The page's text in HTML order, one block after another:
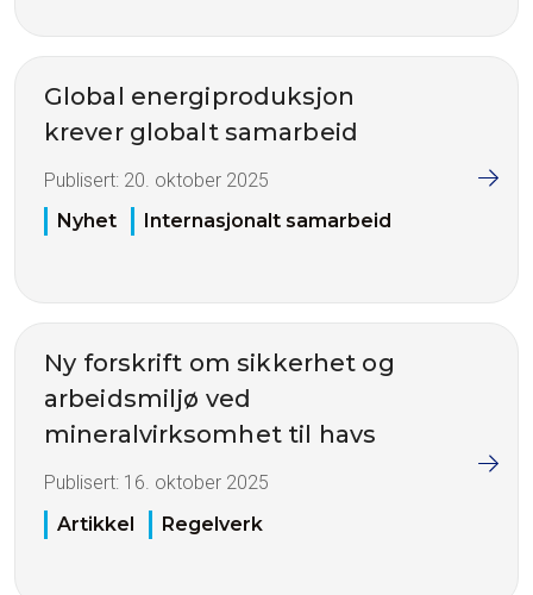
Global energiproduksjon
krever globalt samarbeid
Publisert: 20. oktober 2025
Nyhet
Internasjonalt samarbeid
Ny forskrift om sikkerhet og
arbeidsmiljø ved
mineralvirksomhet til havs
Publisert: 16. oktober 2025
Artikkel
Regelverk